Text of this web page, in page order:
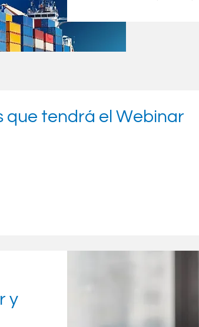
que tendrá el Webinar
y